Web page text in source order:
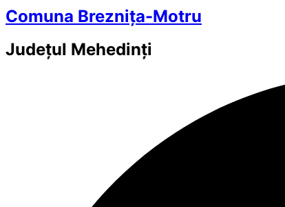
Comuna Breznița-Motru
Județul Mehedinți